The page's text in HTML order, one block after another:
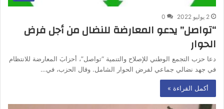
2 يوليو 2022 0
“تواصل” يدعو المعارضة للنضال من أجل فرض
الحوار
دعا حزب التجمع الوطني للإصلاح والتنمية “تواصل”، أحزابَ المعارضة للانتظام
في جهد نضالي جماعي لفرض الحوار الشامل. وقال الحزب، في…
أكمل القراءة »